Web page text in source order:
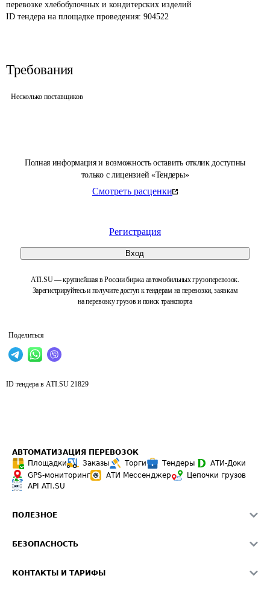
Полная информация и возможность оставить отклик доступны
только с лицензией «Тендеры»
Смотреть расценки
Регистрация
Вход
ATI.SU — крупнейшая в России биржа автомобильных грузоперевозок.
Зарегистрируйтесь и получите доступ к тендерам на перевозки, заявкам
на перевозку грузов и поиск транспорта
Поделиться
перевозке хлебобулочных и кондитерских изделий
ID тендера на площадке проведения: 904522
Требования
Несколько поставщиков
ID тендера в ATI.SU 21829
АВТОМАТИЗАЦИЯ ПЕРЕВОЗОК
Площадки
Заказы Торги Тендеры
АТИ-Доки
GPS-мониторинг
АТИ Мессенджер
Цепочки грузов
API ATI.SU
ПОЛЕЗНОЕ
Звезды ATI.SU на вашем сайте
БЕЗОПАСНОСТЬ
КОНТАКТЫ И ТАРИФЫ